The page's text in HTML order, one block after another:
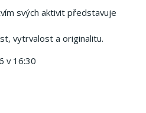
svých aktivit představuje
vytrvalost a originalitu.
v 16:30